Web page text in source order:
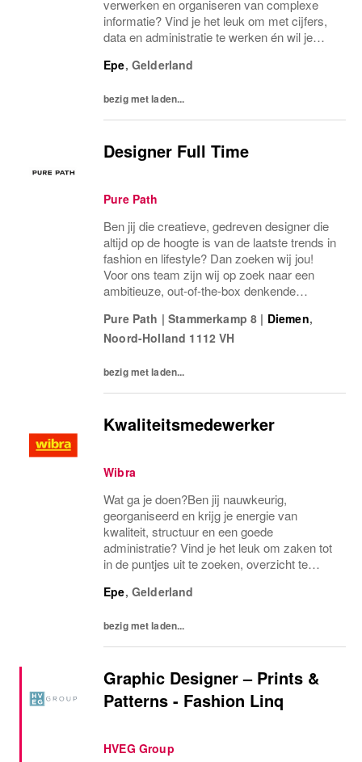
verwerken en organiseren van complexe
informatie? Vind je het leuk om met cijfers,
data en administratie te werken én wil je
Dan zijn wij op zoek naar jou!Als...
Epe, Gelderland
bezig met laden...
Designer Full Time
Pure Path
Ben jij die creatieve, gedreven designer die
altijd op de hoogte is van de laatste trends in
fashion en lifestyle? Dan zoeken wij jou!
Voor ons team zijn wij op zoek naar een
ambitieuze, out-of-the-box denkende
niveau tilt.
Pure Path | Stammerkamp 8 | Diemen,
Noord-Holland 1112 VH
bezig met laden...
Kwaliteitsmedewerker
Wibra
Wat ga je doen?Ben jij nauwkeurig,
georganiseerd en krijg je energie van
kwaliteit, structuur en een goede
administratie? Vind je het leuk om zaken tot
in de puntjes uit te zoeken, overzicht te
Dan zijn wij op zoek naar jou!Als
Epe, Gelderland
bezig met laden...
Graphic Designer – Prints &
Patterns - Fashion Linq
HVEG Group